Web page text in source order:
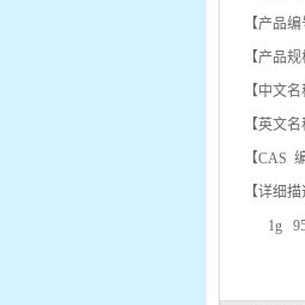
【产品
【产品
【中文
【英文
【CAS
【详细描
1g